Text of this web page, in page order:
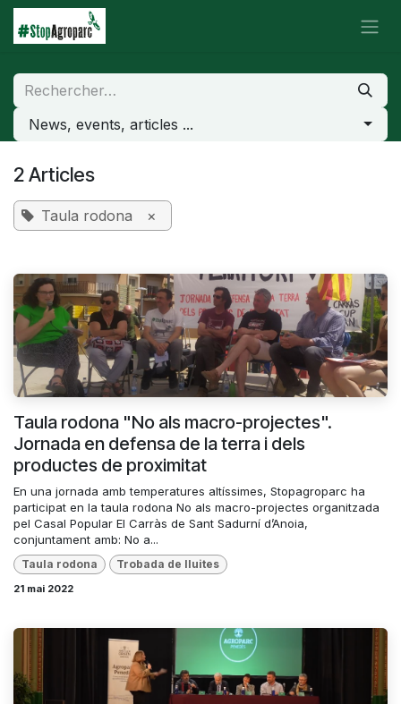
Se rendre au contenu
News, events, articles ...
2 Articles
Taula rodona ×
Taula rodona "No als macro-projectes".
Jornada en defensa de la terra i dels
productes de proximitat
En una jornada amb temperatures altíssimes, Stopagroparc ha
participat en la taula rodona No als macro-projectes organitzada
pel Casal Popular El Carràs de Sant Sadurní d’Anoia,
conjuntament amb: No a...
Taula rodona Trobada de lluites
21 mai 2022